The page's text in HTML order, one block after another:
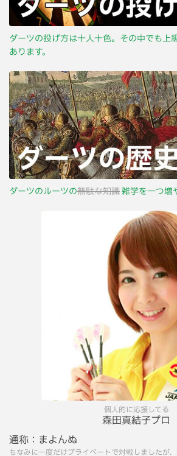
ダーツの投げ方は十人十色。その中でも上
あります。
ダーツのルーツの無駄な知識雑学を一つ増
個人的に応援してる
森田真結子プロ
通称： まよんぬ
ちなみに一度だけプライベートで対戦しましたが